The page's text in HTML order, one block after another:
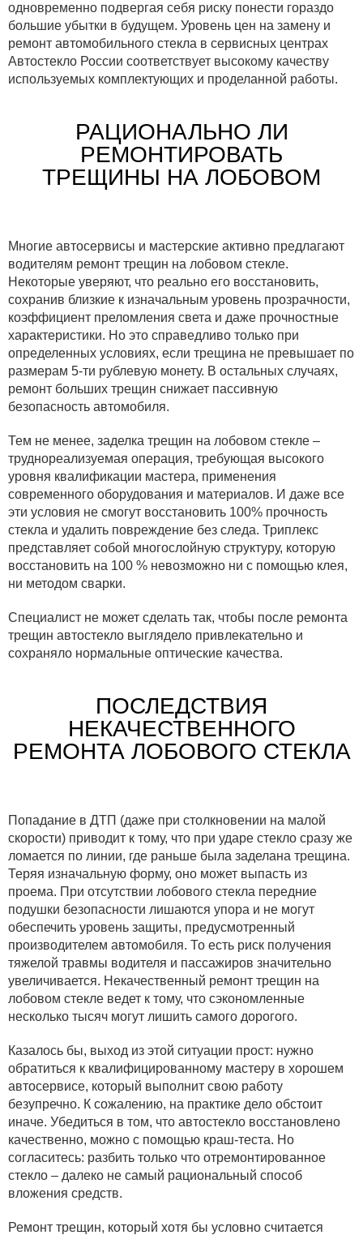
одновременно подвергая себя риску понести гораздо
большие убытки в будущем. Уровень цен на замену и
ремонт автомобильного стекла в сервисных центрах
Автостекло России соответствует высокому качеству
используемых комплектующих и проделанной работы.
РАЦИОНАЛЬНО ЛИ
РЕМОНТИРОВАТЬ
ТРЕЩИНЫ НА ЛОБОВОМ
Многие автосервисы и мастерские активно предлагают
водителям ремонт трещин на лобовом стекле.
Некоторые уверяют, что реально его восстановить,
сохранив близкие к изначальным уровень прозрачности,
коэффициент преломления света и даже прочностные
характеристики. Но это справедливо только при
определенных условиях, если трещина не превышает по
размерам 5-ти рублевую монету. В остальных случаях,
ремонт больших трещин снижает пассивную
безопасность автомобиля.
Тем не менее, заделка трещин на лобовом стекле –
труднореализуемая операция, требующая высокого
уровня квалификации мастера, применения
современного оборудования и материалов. И даже все
эти условия не смогут восстановить 100% прочность
стекла и удалить повреждение без следа. Триплекс
представляет собой многослойную структуру, которую
восстановить на 100 % невозможно ни с помощью клея,
ни методом сварки.
Специалист не может сделать так, чтобы после ремонта
трещин автостекло выглядело привлекательно и
сохраняло нормальные оптические качества.
ПОСЛЕДСТВИЯ
НЕКАЧЕСТВЕННОГО
РЕМОНТА ЛОБОВОГО СТЕКЛА
Попадание в ДТП (даже при столкновении на малой
скорости) приводит к тому, что при ударе стекло сразу же
ломается по линии, где раньше была заделана трещина.
Теряя изначальную форму, оно может выпасть из
проема. При отсутствии лобового стекла передние
подушки безопасности лишаются упора и не могут
обеспечить уровень защиты, предусмотренный
производителем автомобиля. То есть риск получения
тяжелой травмы водителя и пассажиров значительно
увеличивается. Некачественный ремонт трещин на
лобовом стекле ведет к тому, что сэкономленные
несколько тысяч могут лишить самого дорогого.
Казалось бы, выход из этой ситуации прост: нужно
обратиться к квалифицированному мастеру в хорошем
автосервисе, который выполнит свою работу
безупречно. К сожалению, на практике дело обстоит
иначе. Убедиться в том, что автостекло восстановлено
качественно, можно с помощью краш-теста. Но
согласитесь: разбить только что отремонтированное
стекло – далеко не самый рациональный способ
вложения средств.
Ремонт трещин, который хотя бы условно считается